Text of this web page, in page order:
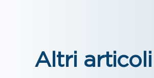
Altri articoli